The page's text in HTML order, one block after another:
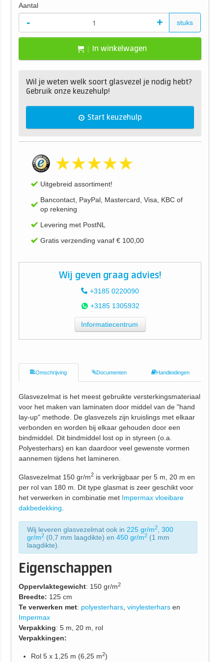
Aantal
- + stuks
In winkelwagen
Wil je weten welk soort glasvezel je nodig hebt?
Gebruik onze keuzehulp!
Start keuzehulp
Uitgebreid assortiment!
Bancontact, PayPal, Mastercard, Visa, KBC of
op rekening
Levering met PostNL
Gratis verzending vanaf € 100,00
Wij geven graag advies!
+3185 0220090
+3185 1305932
Informatiecentrum
Omschrijving Documenten Handleidingen
Glasvezelmat is het meest gebruikte versterkingsmateriaal
voor het maken van laminaten door middel van de "hand
lay-up" methode. De glasvezels zijn kruislings met elkaar
verbonden en worden bij elkaar gehouden door een
bindmiddel. Dit bindmiddel lost op in styreen (o.a.
Polyesterhars) en kan daardoor veel gewenste vormen
aannemen tijdens het lamineren.
Glasvezelmat 150 gr/m2is verkrijgbaar per 5 m, 20 m en
per rol van 180 m. Dit type glasmat is zeer geschikt voor
het verwerken in combinatie met Impermax vloeibare
dakbedekking
Wij leveren glasvezelmat ook in 225 gr/m2, 300
gr/m2(0,7 mm laagdikte) en 450 gr/m2(1 mm
laagdikte).
Eigenschappen
Oppervlaktegewicht: 150 gr/m2
Breedte: 125 cm
Te verwerken met: polyesterhars, vinylesterharsen
Impermax
Verpakking: 5 m, 20 m, rol
Verpakkingen:
Rol 5 x 1,25 m (6,25 m2)